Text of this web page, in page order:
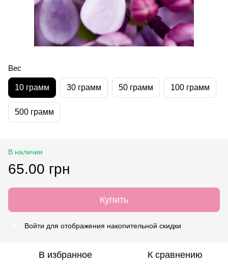
Вес
10 грамм 30 грамм 50 грамм 100 грамм
500 грамм
В наличии
65.00 грн
Купить
Войти для отображения накопительной скидки
В избранное К сравнению